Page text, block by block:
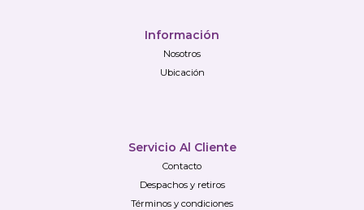
Información
Nosotros
Ubicación
Servicio Al Cliente
Contacto
Despachos y retiros
Términos y condiciones